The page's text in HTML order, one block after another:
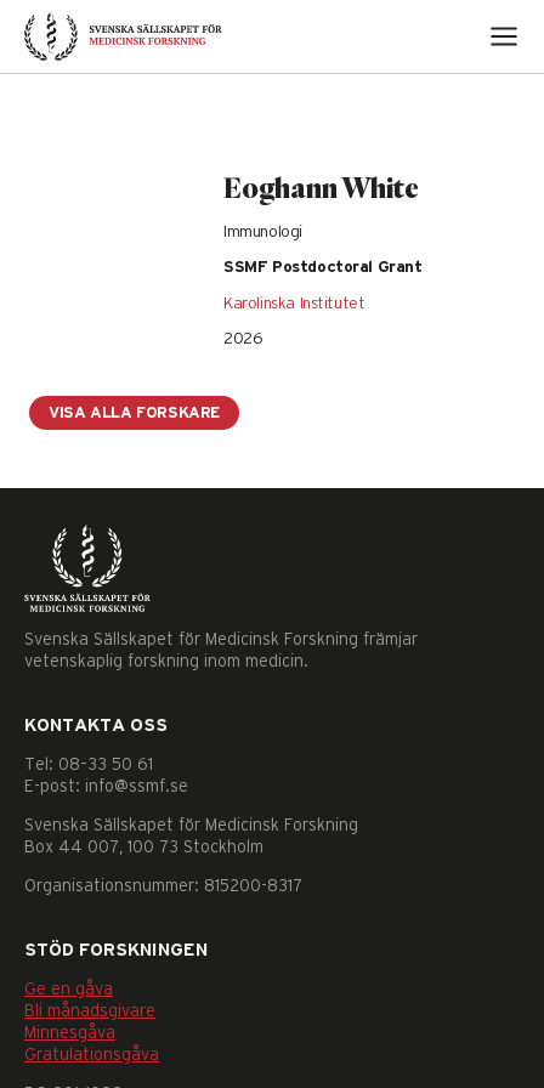
Skip
content
Eoghann White
Immunologi
SSMF Postdoctoral Grant
Karolinska Institutet
2026
VISA ALLA FORSKARE
Svenska Sällskapet för Medicinsk Forskning främjar
vetenskaplig forskning inom medicin.
KONTAKTA OSS
Tel: 08–33 50 61
E-post: info@ssmf.se
Svenska Sällskapet för Medicinsk Forskning
Box 44 007, 100 73 Stockholm
Organisationsnummer: 815200-8317
STÖD FORSKNINGEN
Ge en gåva
Bli månadsgivare
Minnesgåva
Gratulationsgåva
Nödvändiga
Dessa